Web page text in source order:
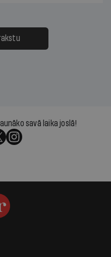
savā laika joslā!